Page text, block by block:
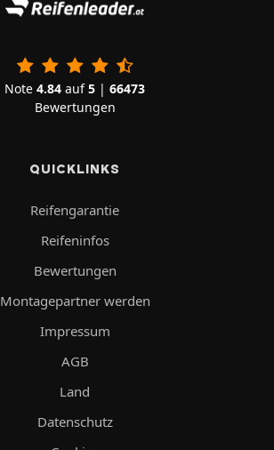
Note 4.84 auf5 | 66473
Bewertungen
QUICKLINKS
Reifengarantie
Reifeninfos
Bewertungen
Montagepartner werden
Impressum
AGB
Land
Datenschutz